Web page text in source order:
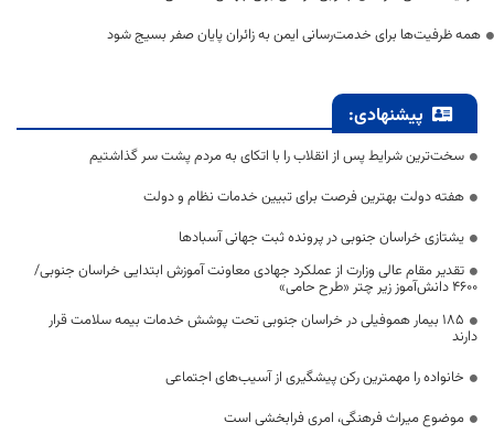
همه ظرفیت‌ها برای خدمت‌رسانی ایمن به زائران پایان صفر بسیج شود
پیشنهادی:
سخت‌ترین شرایط پس از انقلاب را با اتکای به مردم پشت سر گذاشتیم
هفته دولت بهترین فرصت برای تبیین خدمات نظام و دولت
یشتازی خراسان جنوبی در پرونده ثبت جهانی آسبادها
تقدیر مقام عالی وزارت از عملکرد جهادی معاونت آموزش ابتدایی خراسان جنوبی/
۴۶۰۰ دانش‌آموز زیر چتر «طرح حامی»
۱۸۵ بیمار هموفیلی در خراسان جنوبی تحت پوشش خدمات بیمه سلامت قرار
دارند
خانواده را مهمترین رکن پیشگیری از آسیب‌های اجتماعی
موضوع میراث فرهنگی، امری فرابخشی است